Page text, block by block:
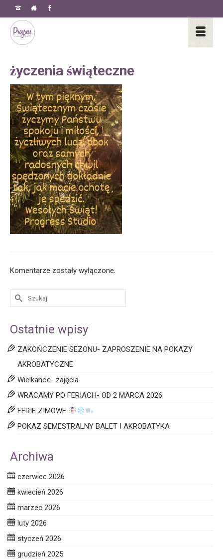
życzenia świąteczne
Komentarze zostały wyłączone.
Ostatnie wpisy
ZAKOŃCZENIE SEZONU- ZAPROSZENIE NA POKAZY
AKROBATYCZNE
Wielkanoc- zajęcia
WRACAMY PO FERIACH- OD 2 MARCA 2026
FERIE ZIMOWE
POKAZ SEMESTRALNY BALET I AKROBATYKA
Archiwa
czerwiec 2026
kwiecień 2026
marzec 2026
luty 2026
styczeń 2026
grudzień 2025